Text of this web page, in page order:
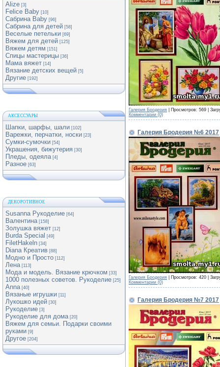
Alize [3]
Felice Baby [10]
Сабрина Baby [96]
Сабрина для детей [58]
Веселые петельки [69]
Вяжем для детей [125]
Вяжем детям [151]
Спицы мастерицы [36]
Мама вяжет [14]
Вязание детских вещей [5]
Другие [192]
АКСЕССУАРЫ
Шапки, шарфы, шали [102]
Варежки, перчатки, носки [23]
Сумки-сумочки [54]
Украшения, бижутерия [30]
Пледы, одеяла [4]
Разное [63]
ДЕКОРОТИВНОЕ
Susanna Рукоделие [64]
Валентина [158]
Золушка вяжет [12]
Burda Special [49]
FiletHakeln [34]
Diana Креатив [88]
Модно и Просто [112]
Лена [113]
Мода и модель. Вязание крючком [33]
1000 полезных советов. Рукоделие [25]
Anna [40]
Вязаные игрушки [11]
Лукошко идей [30]
Рукоделие [3]
Рукоделие для дома [20]
Вяжем для семьи. Подарки своими
руками [9]
Другое [204]
Галерия Бродерия | Просмотров: 569 |
Комментарии (0)
Галерия Бродерия №6 2017
Галерия Бродерия | Просмотров: 420 |
Комментарии (0)
Галерия Бродерия №7 2017